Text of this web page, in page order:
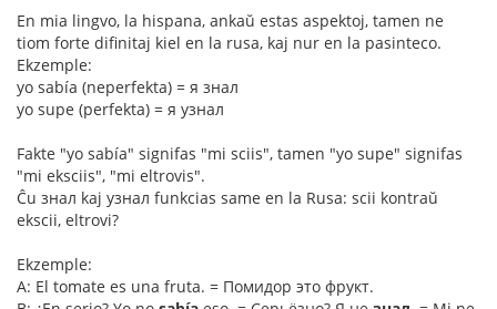
En mia lingvo, la hispana, ankaŭ estas aspektoj, tamen ne
tiom forte difinitaj kiel en la rusa, kaj nur en la pasinteco.
Ekzemple:
yo sabía (neperfekta) = я знал
yo supe (perfekta) = я узнал
Fakte "yo sabía" signifas "mi sciis", tamen "yo supe" signifas
"mi eksciis", "mi eltrovis".
Ĉu знал kaj узнал funkcias same en la Rusa: scii kontraŭ
ekscii, eltrovi?
Ekzemple:
A: El tomate es una fruta. = Помидор это фрукт.